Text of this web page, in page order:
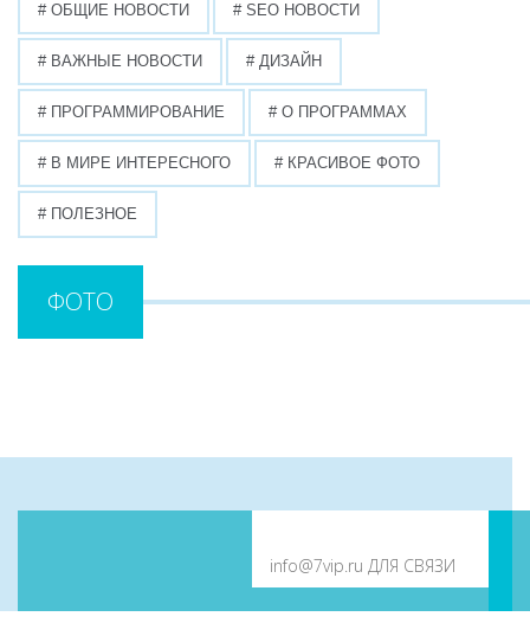
# ОБЩИЕ НОВОСТИ # SEO НОВОСТИ
# ВАЖНЫЕ НОВОСТИ # ДИЗАЙН
# ПРОГРАММИРОВАНИЕ # О ПРОГРАММАХ
# В МИРЕ ИНТЕРЕСНОГО # КРАСИВОЕ ФОТО
# ПОЛЕЗНОЕ
ФОТО